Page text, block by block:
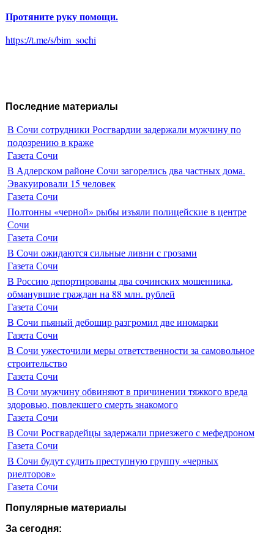
Протяните руку помощи.
https://t.me/s/bim_sochi
Последние материалы
В Сочи сотрудники Росгвардии задержали мужчину по
подозрению в краже
Газета Сочи
В Адлерском районе Сочи загорелись два частных дома.
Эвакуировали 15 человек
Газета Сочи
Полтонны «черной» рыбы изъяли полицейские в центре
Сочи
Газета Сочи
В Сочи ожидаются сильные ливни с грозами
Газета Сочи
В Россию депортированы два сочинских мошенника,
обманувшие граждан на 88 млн. рублей
Газета Сочи
В Сочи пьяный дебошир разгромил две иномарки
Газета Сочи
В Сочи ужесточили меры ответственности за самовольное
строительство
Газета Сочи
В Сочи мужчину обвиняют в причинении тяжкого вреда
здоровью, повлекшего смерть знакомого
Газета Сочи
В Сочи Росгвардейцы задержали приезжего с мефедроном
Газета Сочи
В Сочи будут судить преступную группу «черных
риелторов»
Газета Сочи
Популярные материалы
За сегодня: